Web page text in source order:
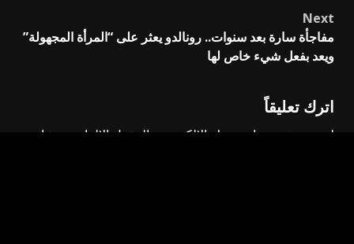
Next
مفاجأة سارة بعد سنوات.. رونالدو يعثر على “المرأة المجهولة”
ويعد بفعل شيء خاص لها
اترك تعليقاً
لن يتم نشر عنوان بريدك الإلكتروني.
الحقول الإلزامية مشار